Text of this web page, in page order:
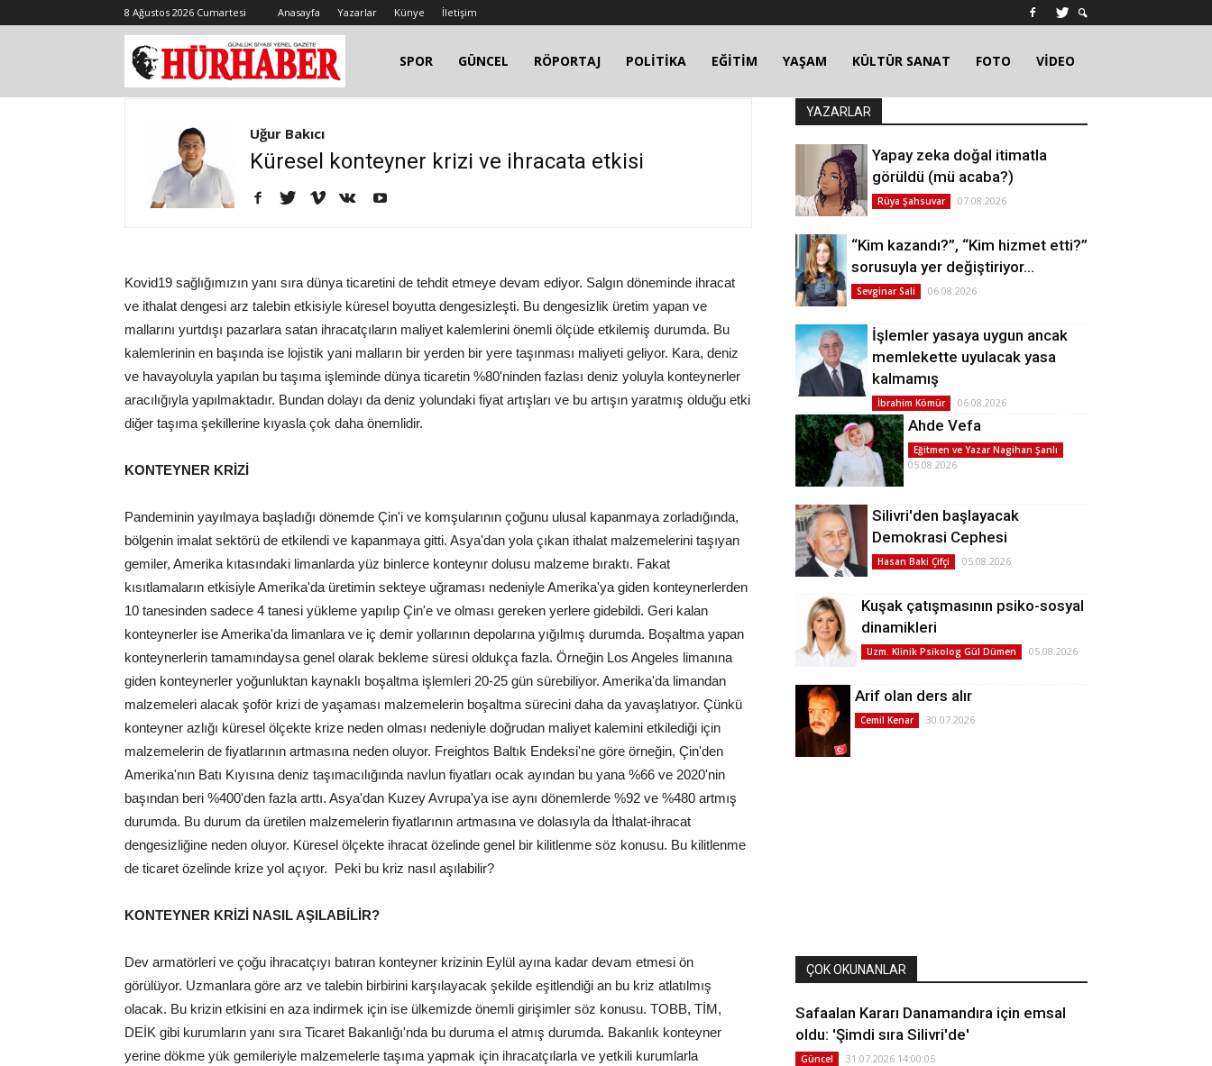
8 Ağustos 2026 Cumartesi Anasayfa Yazarlar Künye İletişim
SPOR GÜNCEL RÖPORTAJ POLİTİKA EĞİTİM YAŞAM KÜLTÜR SANAT FOTO VİDEO
Uğur Bakıcı
Küresel konteyner krizi ve ihracata etkisi
Kovid19 sağlığımızın yanı sıra dünya ticaretini de tehdit etmeye devam ediyor. Salgın döneminde ihracat
ve ithalat dengesi arz talebin etkisiyle küresel boyutta dengesizleşti. Bu dengesizlik üretim yapan ve
mallarını yurtdışı pazarlara satan ihracatçıların maliyet kalemlerini önemli ölçüde etkilemiş durumda. Bu
kalemlerinin en başında ise lojistik yani malların bir yerden bir yere taşınması maliyeti geliyor. Kara, deniz
ve havayoluyla yapılan bu taşıma işleminde dünya ticaretin %80'ninden fazlası deniz yoluyla konteynerler
aracılığıyla yapılmaktadır. Bundan dolayı da deniz yolundaki fiyat artışları ve bu artışın yaratmış olduğu etki
diğer taşıma şekillerine kıyasla çok daha önemlidir.
KONTEYNER KRİZİ
Pandeminin yayılmaya başladığı dönemde Çin'i ve komşularının çoğunu ulusal kapanmaya zorladığında,
bölgenin imalat sektörü de etkilendi ve kapanmaya gitti. Asya'dan yola çıkan ithalat malzemelerini taşıyan
gemiler, Amerika kıtasındaki limanlarda yüz binlerce konteynır dolusu malzeme bıraktı. Fakat
kısıtlamaların etkisiyle Amerika'da üretimin sekteye uğraması nedeniyle Amerika'ya giden konteynerlerden
10 tanesinden sadece 4 tanesi yükleme yapılıp Çin'e ve olması gereken yerlere gidebildi. Geri kalan
konteynerler ise Amerika'da limanlara ve iç demir yollarının depolarına yığılmış durumda. Boşaltma yapan
konteynerlerin tamamındaysa genel olarak bekleme süresi oldukça fazla. Örneğin Los Angeles limanına
giden konteynerler yoğunluktan kaynaklı boşaltma işlemleri 20-25 gün sürebiliyor. Amerika'da limandan
malzemeleri alacak şoför krizi de yaşaması malzemelerin boşaltma sürecini daha da yavaşlatıyor. Çünkü
konteyner azlığı küresel ölçekte krize neden olması nedeniyle doğrudan maliyet kalemini etkilediği için
malzemelerin de fiyatlarının artmasına neden oluyor. Freightos Baltık Endeksi'ne göre örneğin, Çin'den
Amerika'nın Batı Kıyısına deniz taşımacılığında navlun fiyatları ocak ayından bu yana %66 ve 2020'nin
başından beri %400'den fazla arttı. Asya'dan Kuzey Avrupa'ya ise aynı dönemlerde %92 ve %480 artmış
durumda. Bu durum da üretilen malzemelerin fiyatlarının artmasına ve dolasıyla da İthalat-ihracat
dengesizliğine neden oluyor. Küresel ölçekte ihracat özelinde genel bir kilitlenme söz konusu. Bu kilitlenme
de ticaret özelinde krize yol açıyor. Peki bu kriz nasıl aşılabilir?
KONTEYNER KRİZİ NASIL AŞILABİLİR?
Dev armatörleri ve çoğu ihracatçıyı batıran konteyner krizinin Eylül ayına kadar devam etmesi ön
görülüyor. Uzmanlara göre arz ve talebin birbirini karşılayacak şekilde eşitlendiği an bu kriz atlatılmış
olacak. Bu krizin etkisini en aza indirmek için ise ülkemizde önemli girişimler söz konusu. TOBB, TİM,
DEİK gibi kurumların yanı sıra Ticaret Bakanlığı'nda bu duruma el atmış durumda. Bakanlık konteyner
yerine dökme yük gemileriyle malzemelerle taşıma yapmak için ihracatçılarla ve yetkili kurumlarla
YAZARLAR
Yapay zeka doğal itimatla
görüldü (mü acaba?)
Rüya Şahsuvar 07.08.2026
“Kim kazandı?”, “Kim hizmet etti?”
sorusuyla yer değiştiriyor…
Sevginar Sali 06.08.2026
İşlemler yasaya uygun ancak
memlekette uyulacak yasa
kalmamış
İbrahim Kömür 06.08.2026
Ahde Vefa
Eğitmen ve Yazar Nagihan Şanlı
05.08.2026
Silivri'den başlayacak
Demokrasi Cephesi
Hasan Baki Çifçi 05.08.2026
Kuşak çatışmasının psiko-sosyal
dinamikleri
Uzm. Klinik Psikolog Gül Dümen 05.08.2026
Arif olan ders alır
Cemil Kenar 30.07.2026
ÇOK OKUNANLAR
Safaalan Kararı Danamandıra için emsal
oldu: 'Şimdi sıra Silivri'de'
Güncel 31.07.2026 14:00:05